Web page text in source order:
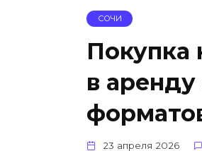
СОЧИ
Покупка
в
23 апреля 2026